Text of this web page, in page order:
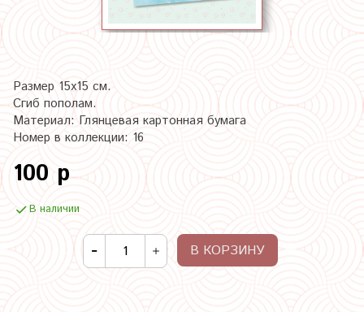
Размер 15х15 см.
Сгиб пополам.
Материал: Глянцевая картонная бумага
Номер в коллекции: 16
100 р
В наличии
В КОРЗИНУ